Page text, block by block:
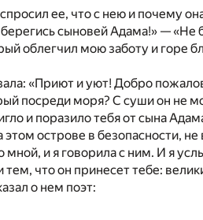
ее, что с нею и почему
сыновей Адама!» — «Не
облегчил мою заботу и горе
«Приют и уют! Добро
посреди моря? С суши он не
и поразило тебя от сына
острове в безопасности,
и я говорила с ним. И я
что он принесет тебе:
о нем поэт: